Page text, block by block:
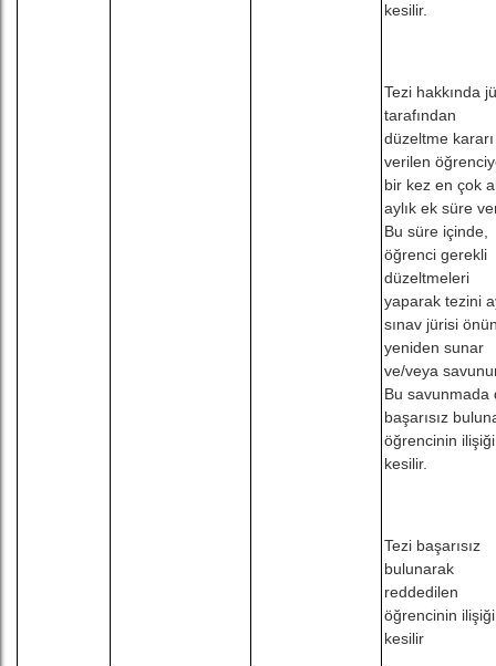
kesilir.
Tezi hakkında
tarafından
düzeltme kararı
verilen
bir kez en çok
aylık ek süre
Bu süre içinde,
öğrenci gerekli
düzeltmeleri
yaparak tezini
sınav jürisi
yeniden sunar
ve/veya
Bu savunmada
başarısız
öğrencinin ilişiği
kesilir.
Tezi başarısız
bulunarak
reddedilen
öğrencinin ilişiği
kesilir